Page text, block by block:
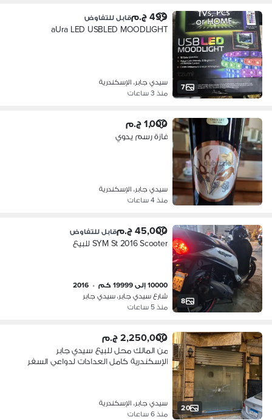
7
499 ج.م قابل للتفاوض
aUra LED USBLED MOODLIGHT
سيدي جابر، الإسكندرية
منذ 3 ساعات
1,000 ج.م
فازة رسم يدوي
سيدي جابر، الإسكندرية
منذ 4 ساعات
8
45,000 ج.م قابل للتفاوض
SYM St 2016 Scooter للبيع
10000 إلى 19999 كم •
2016
شارع سيدي جابر، سيدي جابر
منذ 5 ساعات
20
2,250,000 ج.م
من المالك محل للبيع سيدي جابر
الإسكندرية كامل العدادات لدواعي السفر
سيدي جابر، الإسكندرية
منذ 6 ساعات